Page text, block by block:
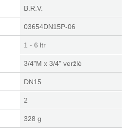
B.R.V.
03654DN15P-06
1 - 6 ltr
3/4"M x 3/4" veržlė
DN15
2
328 g